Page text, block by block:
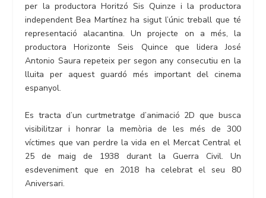
per la productora Horitzó Sis Quinze i la productora
independent Bea Martínez ha sigut l’únic treball que té
representació alacantina. Un projecte on a més, la
productora Horizonte Seis Quince que lidera José
Antonio Saura repeteix per segon any consecutiu en la
lluita per aquest guardó més important del cinema
espanyol.
Es tracta d’un curtmetratge d’animació 2D que busca
visibilitzar i honrar la memòria de les més de 300
víctimes que van perdre la vida en el Mercat Central el
25 de maig de 1938 durant la Guerra Civil. Un
esdeveniment que en 2018 ha celebrat el seu 80
Aniversari.